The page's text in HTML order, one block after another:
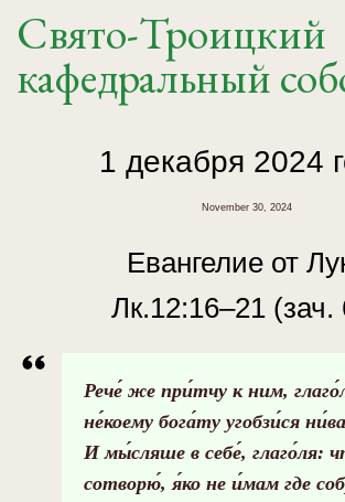
Главная
История
Расписание
Крещение, Венчание
Святыни
Контакты
Свято-Троицкий
кафедральный
1 декабря 2024
November 30, 2024
Евангелие от
Лк.12:16–21 (зач.
Рече́ же при́тчу к ним,
не́коему бога́ту угобзи́ся
И мы́сляше в себе́, глаго́ля:
сотворю́, я́ко не и́мам где